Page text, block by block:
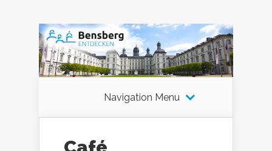
Navigation Menu
Café